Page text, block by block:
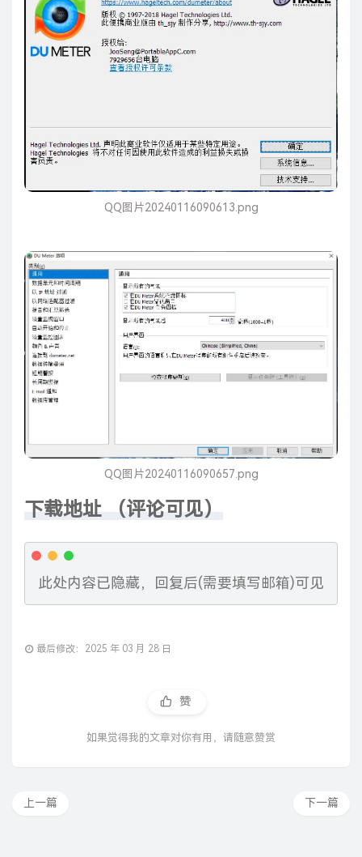
QQ图片20240116090613.png
QQ图片20240116090657.png
下载地址 （评论可见）
此处内容已隐藏， 回复后(需要填写邮箱)可见
最后修改：2025 年 03 月 28 日
赞
如果觉得我的文章对你有用，请随意赞赏
下一篇
上一篇